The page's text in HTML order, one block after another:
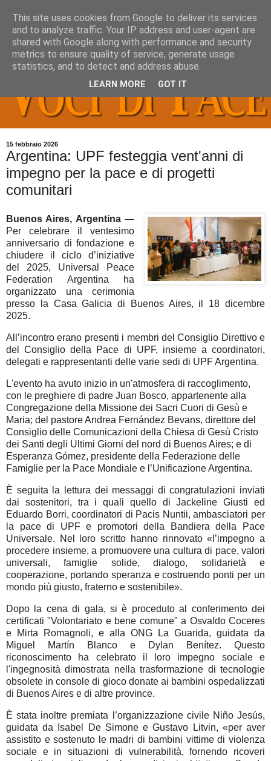
15 febbraio 2026
Argentina: UPF festeggia vent'anni di
impegno per la pace e di progetti
comunitari
Buenos Aires, Argentina—
Per celebrare il ventesimo
anniversario di fondazione e
chiudere il ciclo d’iniziative
del 2025, Universal Peace
Federation Argentina ha
organizzato una cerimonia
presso la Casa Galicia di Buenos Aires, il 18 dicembre
2025.
All’incontro erano presenti i membri del Consiglio Direttivo e
del Consiglio della Pace di UPF, insieme a coordinatori,
delegati e rappresentanti delle varie sedi di UPF Argentina.
L'evento ha avuto inizio in un'atmosfera di raccoglimento,
con le preghiere di padre Juan Bosco, appartenente alla
Congregazione della Missione dei Sacri Cuori di Gesù e
Maria; del pastore Andrea Fernández Bevans, direttore del
Consiglio delle Comunicazioni della Chiesa di Gesù Cristo
dei Santi degli Ultimi Giorni del nord di Buenos Aires; e di
Esperanza Gómez, presidente della Federazione delle
Famiglie per la Pace Mondiale e l’Unificazione Argentina.
È seguita la lettura dei messaggi di congratulazioni inviati
dai sostenitori, tra i quali quello di Jackeline Giusti ed
Eduardo Borri, coordinatori di Pacis Nuntii, ambasciatori per
la pace di UPF e promotori della Bandiera della Pace
Universale. Nel loro scritto hanno rinnovato «l’impegno a
procedere insieme, a promuovere una cultura di pace, valori
universali, famiglie solide, dialogo, solidarietà e
cooperazione, portando speranza e costruendo ponti per un
mondo più giusto, fraterno e sostenibile».
Dopo la cena di gala, si è proceduto al conferimento dei
certificati "Volontariato e bene comune" a Osvaldo Coceres
e Mirta Romagnoli, e alla ONG La Guarida, guidata da
Miguel Martín Blanco e Dylan Benítez. Questo
riconoscimento ha celebrato il loro impegno sociale e
l'ingegnosità dimostrata nella trasformazione di tecnologie
obsolete in console di gioco donate ai bambini ospedalizzati
di Buenos Aires e di altre province.
È stata inoltre premiata l’organizzazione civile Niño Jesús,
guidata da Isabel De Simone e Gustavo Litvin, «per aver
assistito e sostenuto le madri di bambini vittime di violenza
sociale e in situazioni di vulnerabilità, fornendo ricoveri
This site uses cookies from Google to deliver its services
and to analyze traffic. Your IP address and user-agent are
shared with Google along with performance and security
metrics to ensure quality of service, generate usage
statistics, and to detect and address abuse.
LEARN MORE GOT IT